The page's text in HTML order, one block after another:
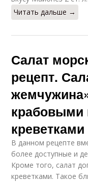
Читать дальше →
Салат
рецепт.
крабовыми
креветками
В данном рецепте
более доступные и
Кроме того, салат
креветками. Такое